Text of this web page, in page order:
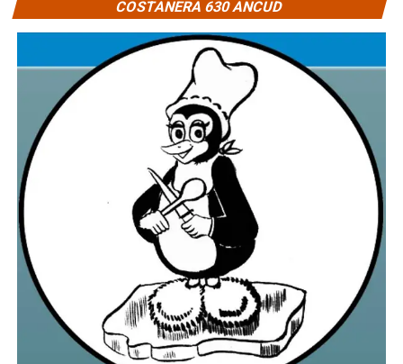
COSTANERA 630 ANCUD